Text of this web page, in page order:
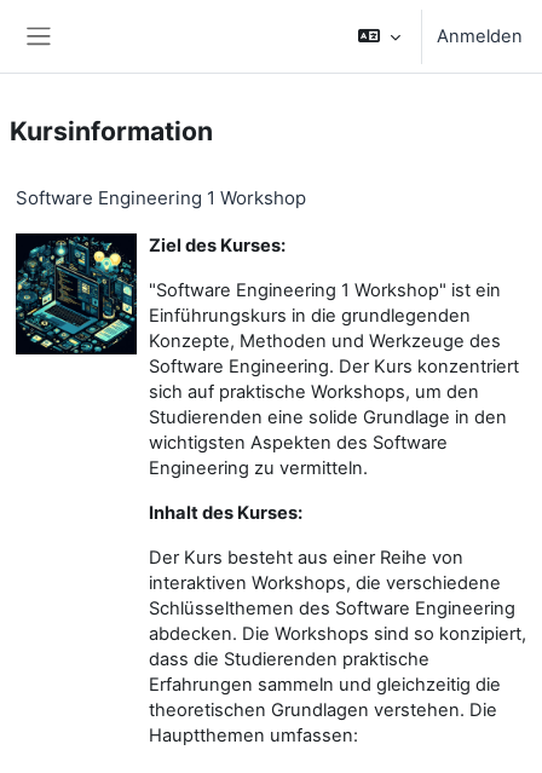
Anmelden
Kursinformation
Software Engineering 1 Workshop
Ziel des Kurses:
"Software Engineering 1 Workshop" ist ein
Einführungskurs in die grundlegenden
Konzepte, Methoden und Werkzeuge des
Software Engineering. Der Kurs konzentriert
sich auf praktische Workshops, um den
Studierenden eine solide Grundlage in den
wichtigsten Aspekten des Software
Engineering zu vermitteln.
Inhalt des Kurses:
Der Kurs besteht aus einer Reihe von
interaktiven Workshops, die verschiedene
Schlüsselthemen des Software Engineering
abdecken. Die Workshops sind so konzipiert,
dass die Studierenden praktische
Erfahrungen sammeln und gleichzeitig die
theoretischen Grundlagen verstehen. Die
Hauptthemen umfassen: